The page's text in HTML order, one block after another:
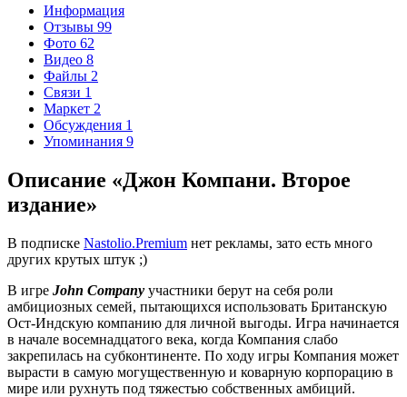
Информация
Отзывы 99
Фото 62
Видео 8
Файлы 2
Связи 1
Маркет 2
Обсуждения 1
Упоминания 9
Описание «Джон Компани. Второе
издание»
В подписке Nastolio.Premium нет рекламы, зато есть много
других крутых штук ;)
В игре John Company участники берут на себя роли
амбициозных семей, пытающихся использовать Британскую
Ост-Индскую компанию для личной выгоды. Игра начинается
в начале восемнадцатого века, когда Компания слабо
закрепилась на субконтиненте. По ходу игры Компания может
вырасти в самую могущественную и коварную корпорацию в
мире или рухнуть под тяжестью собственных амбиций.